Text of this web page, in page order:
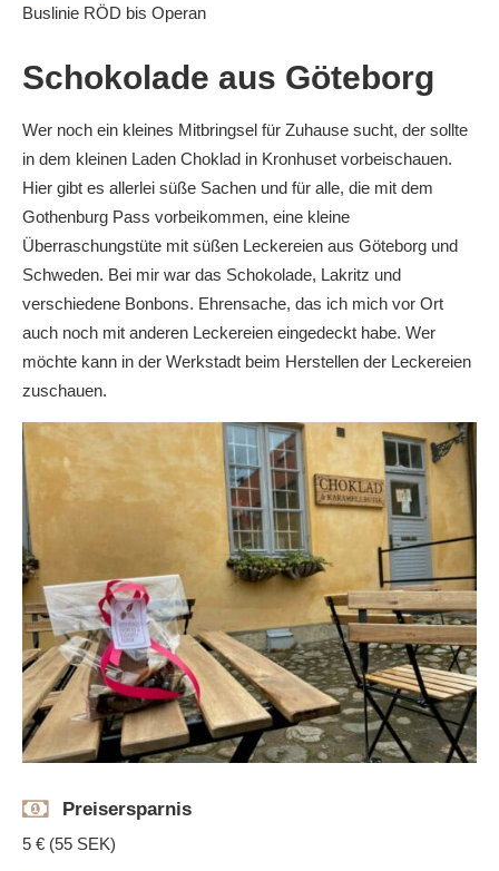
Buslinie RÖD bis Operan
Schokolade aus Göteborg
Wer noch ein kleines Mitbringsel für Zuhause sucht, der sollte
in dem kleinen Laden Choklad in Kronhuset vorbeischauen.
Hier gibt es allerlei süße Sachen und für alle, die mit dem
Gothenburg Pass vorbeikommen, eine kleine
Überraschungstüte mit süßen Leckereien aus Göteborg und
Schweden. Bei mir war das Schokolade, Lakritz und
verschiedene Bonbons. Ehrensache, das ich mich vor Ort
auch noch mit anderen Leckereien eingedeckt habe. Wer
möchte kann in der Werkstadt beim Herstellen der Leckereien
zuschauen.
Preisersparnis
5 € (55 SEK)